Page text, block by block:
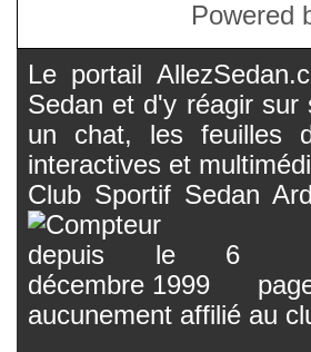
Powered
Le portail
Sedan et d'y réagir
un chat, les feuilles
interactives et
Club Sportif Sedan
aucunement affilié au